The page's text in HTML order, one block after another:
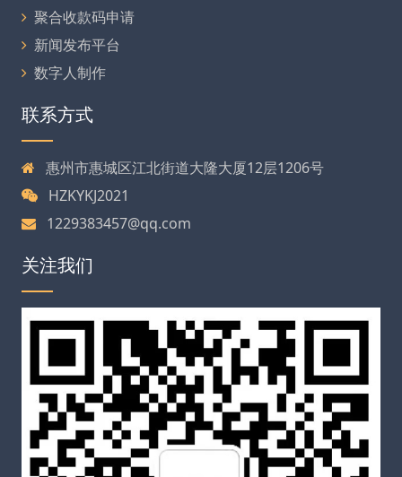
聚合收款码申请
新闻发布平台
数字人制作
联系方式
惠州市惠城区江北街道大隆大厦12层1206号
HZKYKJ2021
1229383457@qq.com
关注我们